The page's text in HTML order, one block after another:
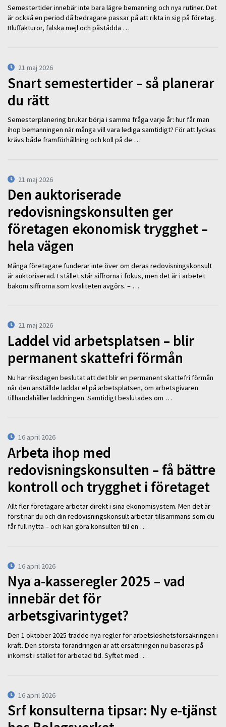
Semestertider innebär inte bara lägre bemanning och nya rutiner. Det
är också en period då bedragare passar på att rikta in sig på företag.
Bluffakturor, falska mejl och påstådda …
21 maj 2026
Snart semestertider – så planerar
du rätt
Semesterplanering brukar börja i samma fråga varje år: hur får man
ihop bemanningen när många vill vara lediga samtidigt? För att lyckas
krävs både framförhållning och koll på de …
21 maj 2026
Den auktoriserade
redovisningskonsulten ger
företagen ekonomisk trygghet –
hela vägen
Många företagare funderar inte över om deras redovisningskonsult
är auktoriserad. I stället står siffrorna i fokus, men det är i arbetet
bakom siffrorna som kvaliteten avgörs. – …
21 maj 2026
Laddel vid arbetsplatsen – blir
permanent skattefri förmån
Nu har riksdagen beslutat att det blir en permanent skattefri förmån
när den anställde laddar el på arbetsplatsen, om arbetsgivaren
tillhandahåller laddningen. Samtidigt beslutades om …
16 april 2026
Arbeta ihop med
redovisningskonsulten – få bättre
kontroll och trygghet i företaget
Allt fler företagare arbetar direkt i sina ekonomisystem. Men det är
först när du och din redovisningskonsult arbetar tillsammans som du
får full nytta – och kan göra konsulten till en …
16 april 2026
Nya a-kasseregler 2025 – vad
innebär det för
arbetsgivarintyget?
Den 1 oktober 2025 trädde nya regler för arbetslöshetsförsäkringen i
kraft. Den största förändringen är att ersättningen nu baseras på
inkomst i stället för arbetad tid. Syftet med …
16 april 2026
Srf konsulterna tipsar: Ny e-tjänst